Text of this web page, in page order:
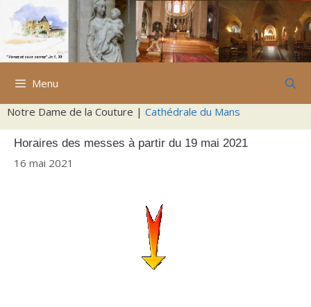
Aller
contenu
Menu
Notre Dame de la Couture | Cathédrale du Mans
Horaires des messes à partir du 19 mai 2021
16 mai 2021